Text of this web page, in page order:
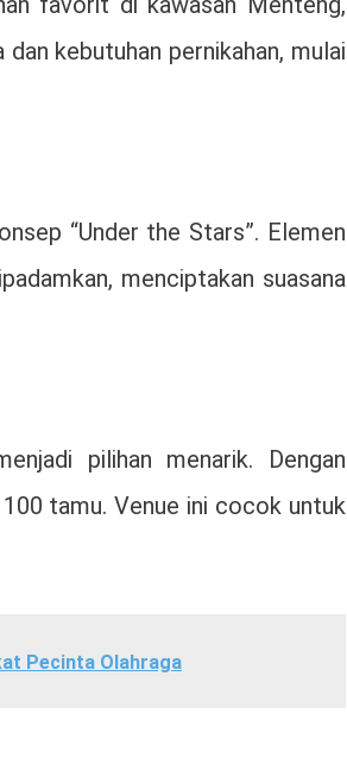
kebutuhan pernikahan, mulai
“Under the Stars”. Elemen
menciptakan suasana
pilihan menarik. Dengan
tamu. Venue ini cocok untuk
Pecinta Olahraga